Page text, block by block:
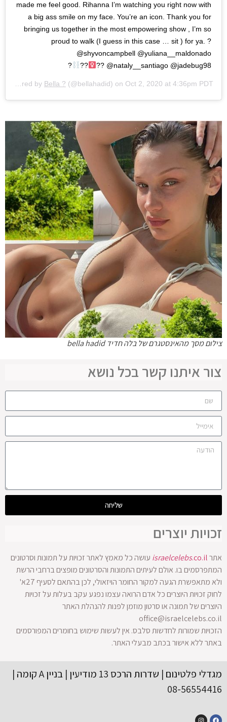
made me feel good. Rihanna I’m watching you right now with
a big ass smile on my face. You’re an icon. Thank you for
bringing us together in the most empowering show , I’m so
proud to walk (I guess in this case … sit ) for ya. ?
@shyvoncampbell @yuliana__maldonado
@nataly__santiago @jadebug98 ??‍
??
?
Bella ? (@bellahadid) on Oct 2, 2020 at 4:36pm PDT
צילום מסך מהאינסטגרם של בלה חדיד bella hadid
צור איתנו קשר בכל נושא
שליחה
זכויות יוצרים
אתר israelcelebs.co.il
עושה כל מאמץ לאתר זכויות על תמונות וסרטונים
המתפרסמים בו. אולם לעיתים התמונות והסרטונים מופצים ברחבי הרשת
ולא מתאפשרת הגעה למקור החומר הויזאולי, לכן בהתאם לסעיף 27א'
לחוק זכויות היוצרים כל אדם הרואה עצמו נפגע עקב בעלות על זכויות
היוצרים של תמונה או סרטון מוזמן לפנות להנהלת האתר
office@israelcelebs.co.il
הזכויות שמורות לחדשות סלבס. אין לעשות שימוש בחומרים המפורסמים
באתר ללא אישור בכתב מבעלי האתר.
מגדלי פלטינום | שדרות הרכס 13 מודיעין | בניין A קומה |
08-56554416